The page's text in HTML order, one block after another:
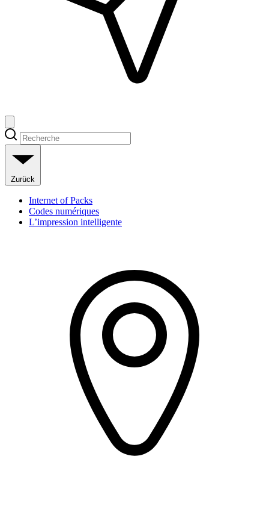
Zurück
Internet of Packs
Codes numériques
L’impression intelligente